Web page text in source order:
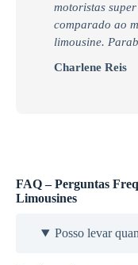
motoristas
comparado ao
limousine.
Charlene Reis
FAQ – Perguntas
Limousines
Posso levar